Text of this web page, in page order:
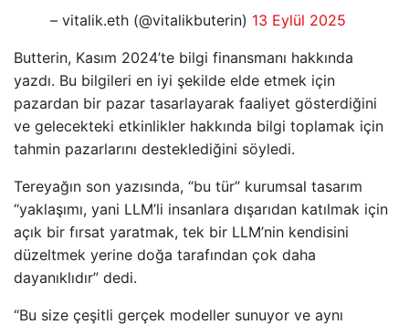
– vitalik.eth (@vitalikbuterin) 13 Eylül 2025
Butterin, Kasım 2024’te bilgi finansmanı hakkında
yazdı. Bu bilgileri en iyi şekilde elde etmek için
pazardan bir pazar tasarlayarak faaliyet gösterdiğini
ve gelecekteki etkinlikler hakkında bilgi toplamak için
tahmin pazarlarını desteklediğini söyledi.
Tereyağın son yazısında, “bu tür” kurumsal tasarım
“yaklaşımı, yani LLM’li insanlara dışarıdan katılmak için
açık bir fırsat yaratmak, tek bir LLM’nin kendisini
düzeltmek yerine doğa tarafından çok daha
dayanıklıdır” dedi.
“Bu size çeşitli gerçek modeller sunuyor ve aynı